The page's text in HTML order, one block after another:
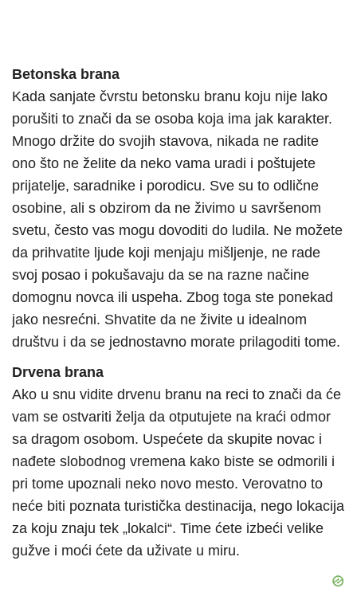
Betonska brana
Kada sanjate čvrstu betonsku branu koju nije lako
porušiti to znači da se osoba koja ima jak karakter.
Mnogo držite do svojih stavova, nikada ne radite
ono što ne želite da neko vama uradi i poštujete
prijatelje, saradnike i porodicu. Sve su to odlične
osobine, ali s obzirom da ne živimo u savršenom
svetu, često vas mogu dovoditi do ludila. Ne možete
da prihvatite ljude koji menjaju mišljenje, ne rade
svoj posao i pokušavaju da se na razne načine
domognu novca ili uspeha. Zbog toga ste ponekad
jako nesrećni. Shvatite da ne živite u idealnom
društvu i da se jednostavno morate prilagoditi tome.
Drvena brana
Ako u snu vidite drvenu branu na reci to znači da će
vam se ostvariti želja da otputujete na kraći odmor
sa dragom osobom. Uspećete da skupite novac i
nađete slobodnog vremena kako biste se odmorili i
pri tome upoznali neko novo mesto. Verovatno to
neće biti poznata turistička destinacija, nego lokacija
za koju znaju tek „lokalci“. Time ćete izbeći velike
gužve i moći ćete da uživate u miru.